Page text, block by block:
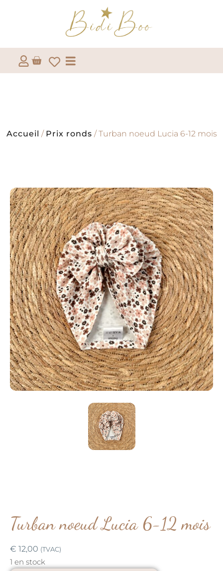
Accueil / Prix ronds / Turban noeud Lucia 6-12 mois
Turban noeud Lucia 6-12 mois
€ 12,00 (TVAC)
1 en stock